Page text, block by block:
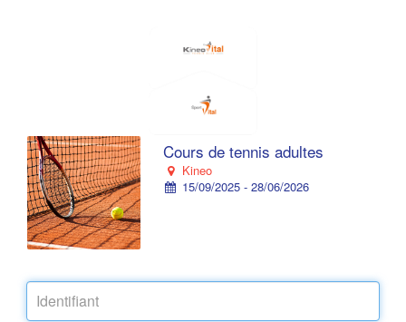
Cours de tennis adultes
Kineo
15/09/2025 - 28/06/2026